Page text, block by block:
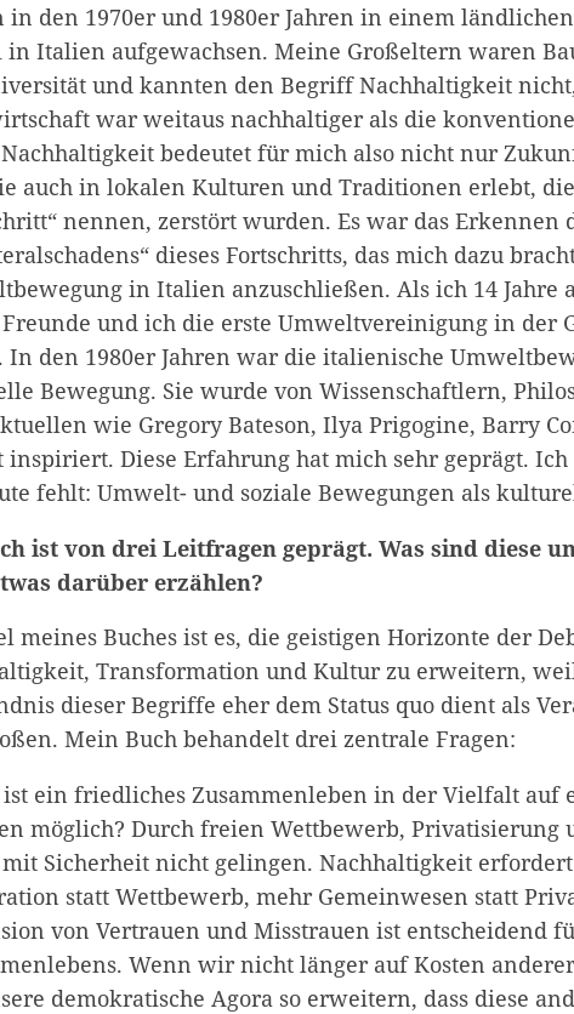
in den 1970er und 1980er Jahren in einem
Italien aufgewachsen. Meine Großeltern waren
und kannten den Begriff Nachhaltigkeit
war weitaus nachhaltiger als die
bedeutet für mich also nicht nur
auch in lokalen Kulturen und Traditionen erlebt,
nennen, zerstört wurden. Es war das Erkennen
dieses Fortschritts, das mich dazu
in Italien anzuschließen. Als ich 14 Jahre
und ich die erste Umweltvereinigung in der
In den 1980er Jahren war die italienische
Bewegung. Sie wurde von Wissenschaftlern,
wie Gregory Bateson, Ilya Prigogine, Barry
inspiriert. Diese Erfahrung hat mich sehr geprägt. Ich
fehlt: Umwelt- und soziale Bewegungen als
ist von drei Leitfragen geprägt. Was sind diese
darüber erzählen?
meines Buches ist es, die geistigen Horizonte der
Transformation und Kultur zu erweitern,
dieser Begriffe eher dem Status quo dient als
Mein Buch behandelt drei zentrale Fragen:
ist ein friedliches Zusammenleben in der Vielfalt auf
möglich? Durch freien Wettbewerb, Privatisierung
mit Sicherheit nicht gelingen. Nachhaltigkeit
statt Wettbewerb, mehr Gemeinwesen statt
von Vertrauen und Misstrauen ist entscheidend
Wenn wir nicht länger auf Kosten
demokratische Agora so erweitern, dass diese